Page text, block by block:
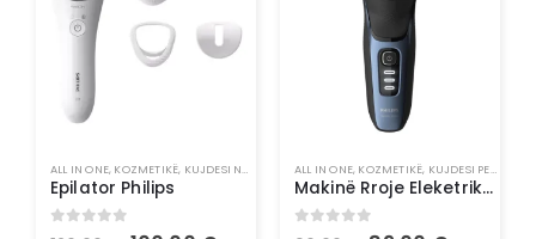
ALL IN ONE, KOZMETIKË, KUJDESI NDAJ LËKURËS ,KUJDESI PERSONAL
Epilator Philips
out of 5
ALL IN ONE, KOZMETIKË, KUJDESI PERSONAL
Makinë Rroje Eleketrike Philips
out of 5